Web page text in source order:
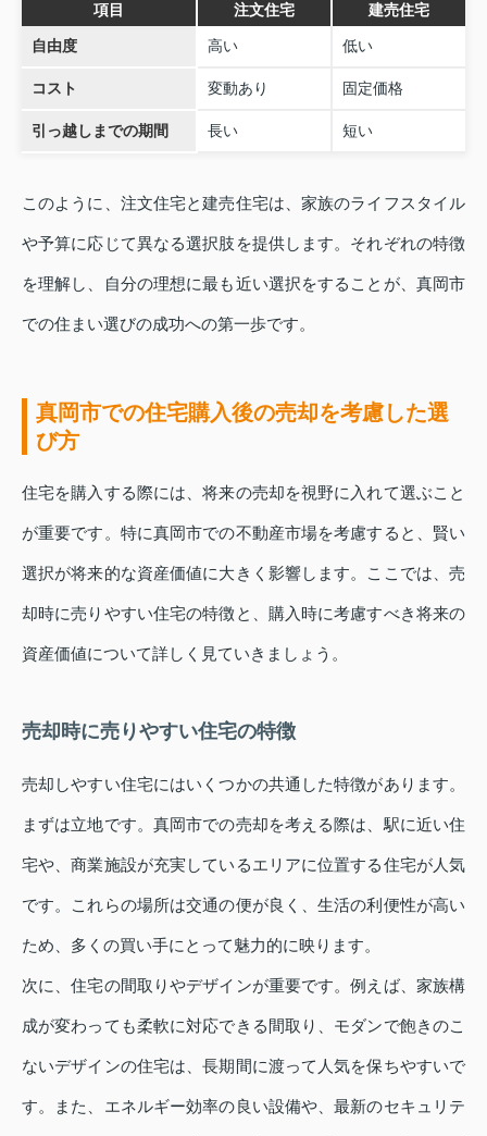
項目 注文住宅 建売住宅
自由度 高い 低い
コスト 変動あり 固定価格
引っ越しまでの期間 長い 短い
このように、注文住宅と建売住宅は、家族のライフスタイル
や予算に応じて異なる選択肢を提供します。それぞれの特徴
を理解し、自分の理想に最も近い選択をすることが、真岡市
での住まい選びの成功への第一歩です。
真岡市での住宅購入後の売却を考慮した選
び方
住宅を購入する際には、将来の売却を視野に入れて選ぶこと
が重要です。特に真岡市での不動産市場を考慮すると、賢い
選択が将来的な資産価値に大きく影響します。ここでは、売
却時に売りやすい住宅の特徴と、購入時に考慮すべき将来の
資産価値について詳しく見ていきましょう。
売却時に売りやすい住宅の特徴
売却しやすい住宅にはいくつかの共通した特徴があります。
まずは立地です。真岡市での売却を考える際は、駅に近い住
宅や、商業施設が充実しているエリアに位置する住宅が人気
です。これらの場所は交通の便が良く、生活の利便性が高い
ため、多くの買い手にとって魅力的に映ります。
次に、住宅の間取りやデザインが重要です。例えば、家族構
成が変わっても柔軟に対応できる間取り、モダンで飽きのこ
ないデザインの住宅は、長期間に渡って人気を保ちやすいで
す。また、エネルギー効率の良い設備や、最新のセキュリテ